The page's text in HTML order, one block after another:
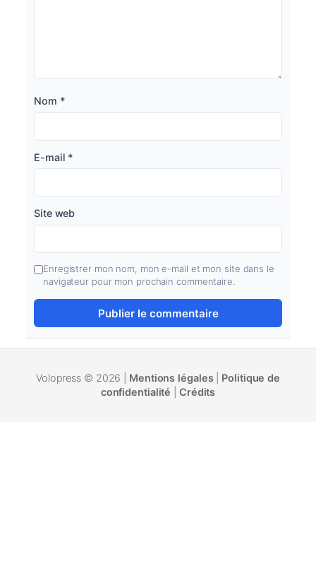
Nom *
E-mail *
Site web
Enregistrer mon nom, mon e-mail et mon site dans le
navigateur pour mon prochain commentaire.
Volopress © 2026 | Mentions légales| Politique de
confidentialité
Crédits